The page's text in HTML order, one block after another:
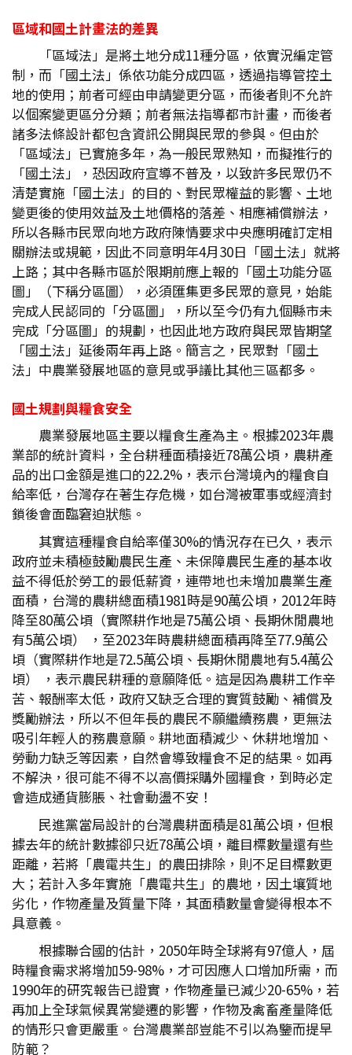
區域和國土計畫法的差異
「區域法」是將土地分成11種分區，依實況編定管
制，而「國土法」係依功能分成四區，透過指導管控土
地的使用；前者可經由申請變更分區，而後者則不允許
以個案變更區分分類；前者無法指導都市計畫，而後者
諸多法條設計都包含資訊公開與民眾的參與。但由於
「區域法」已實施多年，為一般民眾熟知，而擬推行的
「國土法」，恐因政府宣導不普及，以致許多民眾仍不
清楚實施「國土法」的目的、對民眾權益的影響、土地
變更後的使用效益及土地價格的落差、相應補償辦法，
所以各縣市民眾向地方政府陳情要求中央應明確訂定相
關辦法或規範，因此不同意明年4月30日「國土法」就將
上路；其中各縣市區於限期前應上報的「國土功能分區
圖」（下稱分區圖），必須匯集更多民眾的意見，始能
完成人民認同的「分區圖」，所以至今仍有九個縣市未
完成「分區圖」的規劃，也因此地方政府與民眾皆期望
「國土法」延後兩年再上路。簡言之，民眾對「國土
法」中農業發展地區的意見或爭議比其他三區都多。
國土規劃與糧食安全
農業發展地區主要以糧食生產為主。根據2023年農
業部的統計資料，全台耕種面積接近78萬公頃，農耕產
品的出口金額是進口的22.2%，表示台灣境內的糧食自
給率低，台灣存在著生存危機，如台灣被軍事或經濟封
鎖後會面臨窘迫狀態。
其實這種糧食自給率僅30%的情況存在已久，表示
政府並未積極鼓勵農民生產、未保障農民生產的基本收
益不得低於勞工的最低薪資，連帶地也未增加農業生產
面積，台灣的農耕總面積1981時是90萬公頃，2012年時
降至80萬公頃（實際耕作地是75萬公頃、長期休閒農地
有5萬公頃） ，至2023年時農耕總面積再降至77.9萬公
頃（實際耕作地是72.5萬公頃、長期休閒農地有5.4萬公
頃） ，表示農民耕種的意願降低。這是因為農耕工作辛
苦、報酬率太低，政府又缺乏合理的實質鼓勵、補償及
獎勵辦法，所以不但年長的農民不願繼續務農，更無法
吸引年輕人的務農意願。耕地面積減少、休耕地增加、
勞動力缺乏等因素，自然會導致糧食不足的結果。如再
不解決，很可能不得不以高價採購外國糧食，到時必定
會造成通貨膨脹、社會動盪不安！
民進黨當局設計的台灣農耕面積是81萬公頃，但根
據去年的統計數據卻只近78萬公頃，離目標數量還有些
距離，若將「農電共生」的農田排除，則不足目標數更
大；若計入多年實施「農電共生」的農地，因土壤質地
劣化，作物產量及質量下降，其面積數量會變得根本不
具意義。
根據聯合國的估計，2050年時全球將有97億人，屆
時糧食需求將增加59-98%，才可因應人口增加所需，而
1990年的研究報告已證實，作物產量已減少20-65%，若
再加上全球氣候異常變遷的影響，作物及禽畜產量降低
的情形只會更嚴重。台灣農業部豈能不引以為鑒而提早
防範？